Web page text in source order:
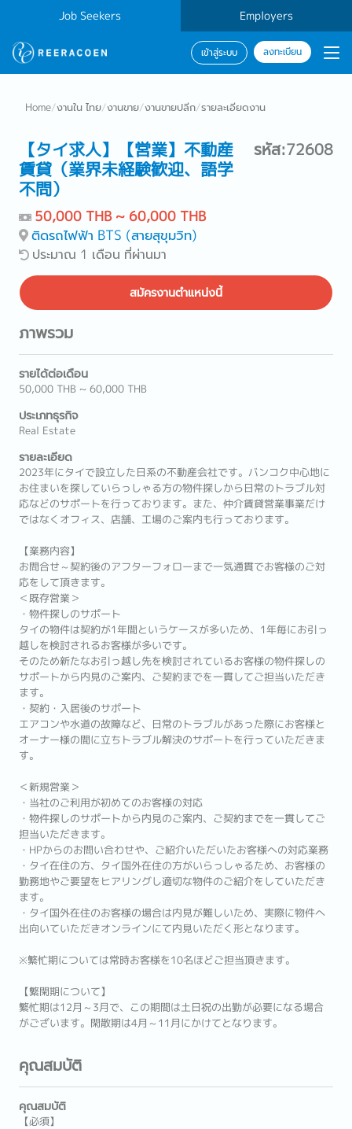
Job Seekers Employers
เข้าสู่ระบบ ลงทะเบียน
Home/งานใน ไทย/งานขาย/งานขายปลีก/รายละเอียดงาน
【タイ求人】【営業】不動産
賃貸（業界未経験歓迎、語学
不問）
รหัส:72608
50,000 THB ~ 60,000 THB
ติดรถไฟฟ้า BTS (สายสุขุมวิท)
ประมาณ 1 เดือน ที่ผ่านมา
สมัครงานตำแหน่งนี้
ภาพรวม
รายได้ต่อเดือน
50,000 THB ~ 60,000 THB
ประเภทธุรกิจ
Real Estate
รายละเอียด
2023年にタイで設立した日系の不動産会社です。バンコク中心地に
お住まいを探していらっしゃる方の物件探しから日常のトラブル対
応などのサポートを行っております。また、仲介賃貸営業事業だけ
ではなくオフィス、店舗、工場のご案内も行っております。
【業務内容】
お問合せ～契約後のアフターフォローまで一気通貫でお客様のご対
応をして頂きます。
＜既存営業＞
・物件探しのサポート
タイの物件は契約が1年間というケースが多いため、1年毎にお引っ
越しを検討されるお客様が多いです。
そのため新たなお引っ越し先を検討されているお客様の物件探しの
サポートから内見のご案内、ご契約までを一貫してご担当いただき
ます。
・契約・入居後のサポート
エアコンや水道の故障など、日常のトラブルがあった際にお客様と
オーナー様の間に立ちトラブル解決のサポートを行っていただきま
す。
＜新規営業＞
・当社のご利用が初めてのお客様の対応
・物件探しのサポートから内見のご案内、ご契約までを一貫してご
担当いただきます。
・HPからのお問い合わせや、ご紹介いただいたお客様への対応業務
・タイ在住の方、タイ国外在住の方がいらっしゃるため、お客様の
勤務地やご要望をヒアリングし適切な物件のご紹介をしていただき
ます。
・タイ国外在住のお客様の場合は内見が難しいため、実際に物件へ
出向いていただきオンラインにて内見いただく形となります。
※繁忙期については常時お客様を10名ほどご担当頂きます。
【繁閑期について】
繁忙期は12月～3月で、この期間は土日祝の出勤が必要になる場合
がございます。閑散期は4月～11月にかけてとなります。
คุณสมบัติ
คุณสมบัติ
【必須】